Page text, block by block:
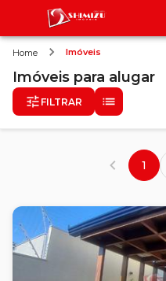
Home Imóveis
Imóveis para alugar
FILTRAR
1